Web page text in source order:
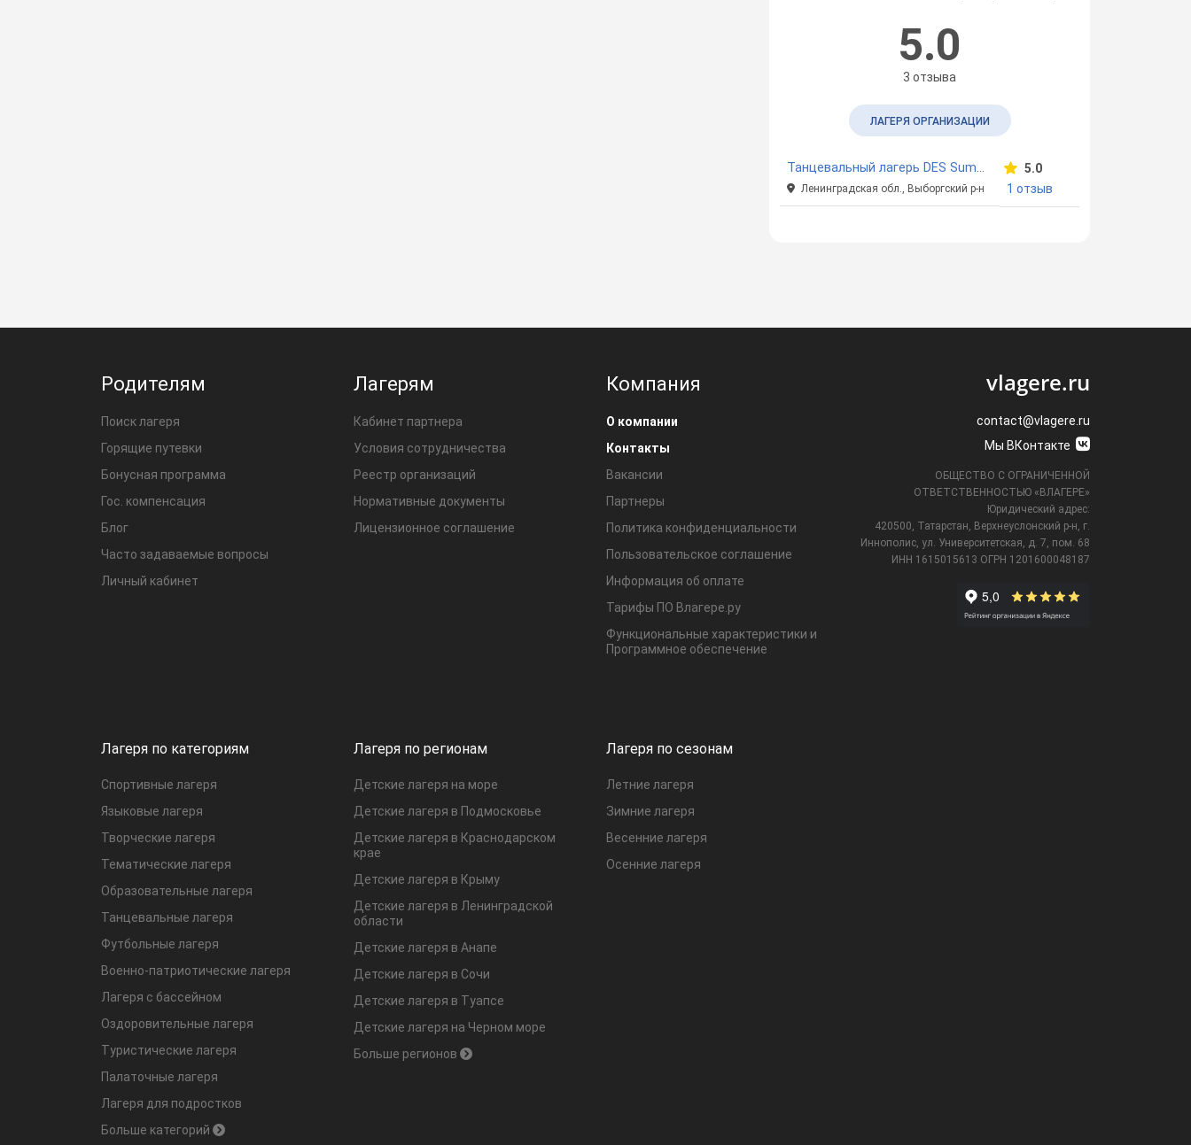
5.0
3 отзыва
ЛАГЕРЯ ОРГАНИЗАЦИИ
Танцевальный лагерь DES Summer Camp
Ленинградская обл., Выборгский р-н
5.0
1 отзыв
Родителям
Поиск лагеря
Горящие путевки
Бонусная программа
Гос. компенсация
Блог
Часто задаваемые вопросы
Личный кабинет
Лагерям
Кабинет партнера
Условия сотрудничества
Реестр организаций
Нормативные документы
Лицензионное соглашение
Компания
О компании
Контакты
Вакансии
Партнеры
Политика конфиденциальности
Пользовательское соглашение
Информация об оплате
Тарифы ПО Влагере.ру
Функциональные характеристики и
Программное обеспечение
Лагеря по категориям
Спортивные лагеря
Языковые лагеря
Творческие лагеря
Тематические лагеря
Образовательные лагеря
Танцевальные лагеря
Футбольные лагеря
Военно-патриотические лагеря
Лагеря с бассейном
Оздоровительные лагеря
Туристические лагеря
Палаточные лагеря
Лагеря для подростков
Больше категорий
Лагеря по регионам
Детские лагеря на море
Детские лагеря в Подмосковье
Детские лагеря в Краснодарском
крае
Детские лагеря в Крыму
Детские лагеря в Ленинградской
области
Детские лагеря в Анапе
Детские лагеря в Сочи
Детские лагеря в Туапсе
Детские лагеря на Черном море
Больше регионов
Лагеря по сезонам
Летние лагеря
Зимние лагеря
Весенние лагеря
Осенние лагеря
vlagere.ru
contact@vlagere.ru
Мы ВКонтакте
ОБЩЕСТВО С ОГРАНИЧЕННОЙ
ОТВЕТСТВЕННОСТЬЮ «ВЛАГЕРЕ»
Юридический адрес:
420500, Татарстан, Верхнеуслонский р-н, г.
Иннополис, ул. Университетская,
д. 7, пом. 68
ИНН 1615015613 ОГРН 1201600048187